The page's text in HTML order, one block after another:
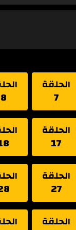
الحلقة
7
8
الحلقة
17
الحلقة
27
الحلقة